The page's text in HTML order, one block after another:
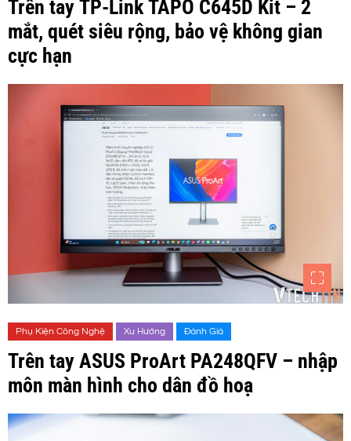
Trên tay TP-Link TAPO C645D Kit – 2
mắt, quét siêu rộng, bảo vệ không gian
cực hạn
Phụ Kiện Công Nghệ Xu Hướng Đánh Giá
Trên tay ASUS ProArt PA248QFV – nhập
môn màn hình cho dân đồ hoạ